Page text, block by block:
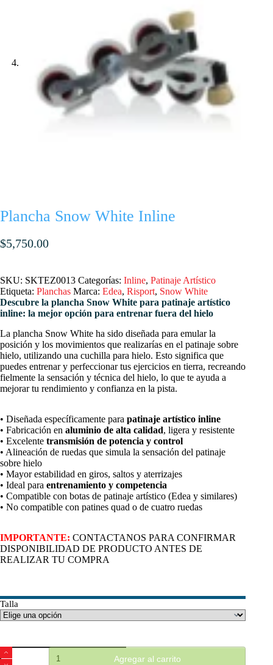
Plancha Snow White Inline
$5,750.00
SKU: SKTEZ0013 Categorías: Inline, Patinaje Artístico
Etiqueta: Planchas Marca: Edea, Risport, Snow White
Descubre la plancha Snow White para patinaje artístico
inline: la mejor opción para entrenar fuera del hielo
La plancha Snow White ha sido diseñada para emular la
posición y los movimientos que realizarías en el patinaje sobre
hielo, utilizando una cuchilla para hielo. Esto significa que
puedes entrenar y perfeccionar tus ejercicios en tierra, recreando
fielmente la sensación y técnica del hielo, lo que te ayuda a
mejorar tu rendimiento y confianza en la pista.
• Diseñada específicamente para patinaje artístico inline
• Fabricación en aluminio de alta calidad, ligera y resistente
• Excelente transmisión de potencia y control
• Alineación de ruedas que simula la sensación del patinaje
sobre hielo
• Mayor estabilidad en giros, saltos y aterrizajes
• Ideal para entrenamiento y competencia
• Compatible con botas de patinaje artístico (Edea y similares)
• No compatible con patines quad o de cuatro ruedas
IMPORTANTE: CONTACTANOS PARA CONFIRMAR
DISPONIBILIDAD DE PRODUCTO ANTES DE
REALIZAR TU COMPRA
Talla
Plancha
Snow
Agregar al carrito